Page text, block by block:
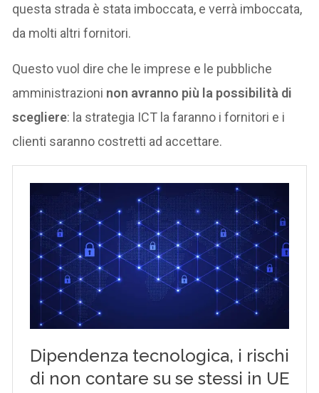
questa strada è stata imboccata, e verrà imboccata,
da molti altri fornitori.
Questo vuol dire che le imprese e le pubbliche
amministrazioni non avranno più la possibilità di
scegliere: la strategia ICT la faranno i fornitori e i
clienti saranno costretti ad accettare.